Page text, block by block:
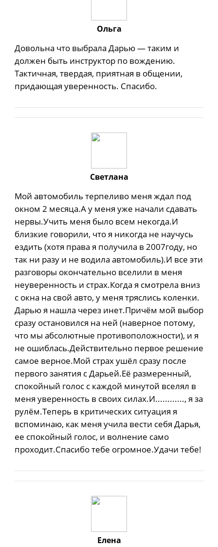
Ольга
Довольна что выбрала Дарью — таким и
должен быть инструктор по вождению.
Тактичная, твердая, приятная в общении,
придающая уверенность. Спасибо.
Светлана
Мой автомобиль терпеливо меня ждал под
окном 2 месяца.А у меня уже начали сдавать
нервы.Учить меня было всем некогда.И
близкие говорили, что я никогда не научусь
ездить (хотя права я получила в 2007году, но
так ни разу и не водила автомобиль).И все эти
разговоры окончательно вселили в меня
неуверенность и страх.Когда я смотрела вниз
с окна на свой авто, у меня тряслись коленки.
Дарью я нашла через инет.Причём мой выбор
сразу остановился на ней (наверное потому,
что мы абсолютные противоположности), и я
не ошиблась.Действительно первое решение
самое верное.Мой страх ушёл сразу после
первого занятия с Дарьей.Её размеренный,
спокойный голос с каждой минутой вселял в
меня уверенность в своих силах.И............, я за
рулём.Теперь в критических ситуация я
вспоминаю, как меня учила вести себя Дарья,
ее спокойный голос, и волнение само
проходит.Спасибо тебе огромное.Удачи тебе!
Елена